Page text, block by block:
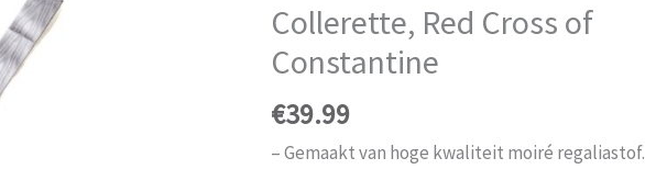
Collerette, Red Cross of
Constantine
€39.99
– Gemaakt van hoge kwaliteit moiré regaliastof.